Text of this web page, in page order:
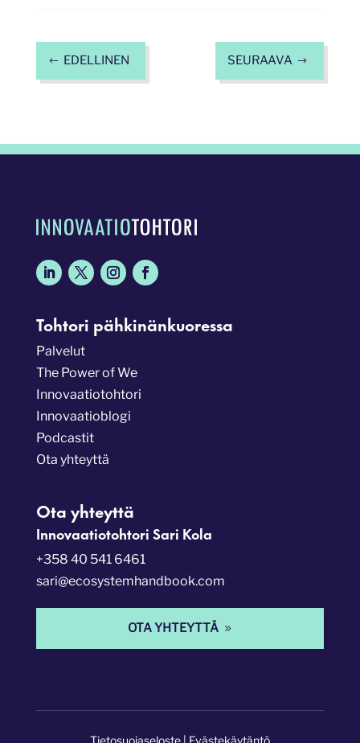
# EDELLINEN SEURAAVA $
Tohtori pähkinänkuoressa
Palvelut
The Power of We
Innovaatiotohtori
Innovaatioblogi
Podcastit
Ota yhteyttä
Ota yhteyttä
Innovaatiotohtori Sari Kola
+358 40 541 6461
sari@ecosystemhandbook.com
OTA YHTEYTTÄ